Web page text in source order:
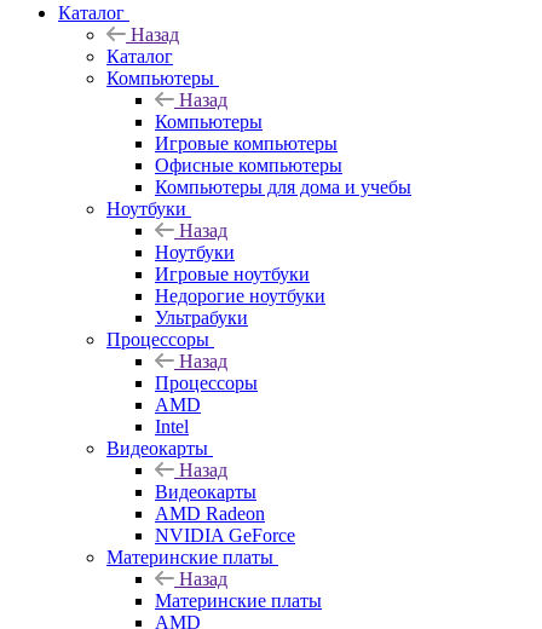
Каталог
Назад
Каталог
Компьютеры
Назад
Компьютеры
Игровые компьютеры
Офисные компьютеры
Компьютеры для дома и учебы
Ноутбуки
Назад
Ноутбуки
Игровые ноутбуки
Недорогие ноутбуки
Ультрабуки
Процессоры
Назад
Процессоры
AMD
Intel
Видеокарты
Назад
Видеокарты
AMD Radeon
NVIDIA GeForce
Материнские платы
Назад
Материнские платы
AMD